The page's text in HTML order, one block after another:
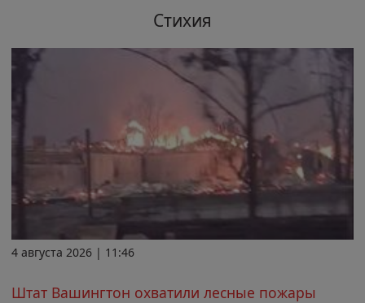
Стихия
4 августа 2026 | 11:46
Штат Вашингтон охватили лесные пожары